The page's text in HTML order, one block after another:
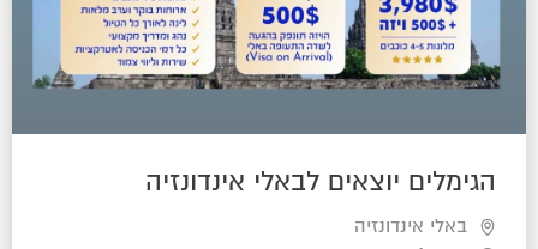
הגימלים יוצאים לבאלי אינדונזיה
באלי אינדונזיה